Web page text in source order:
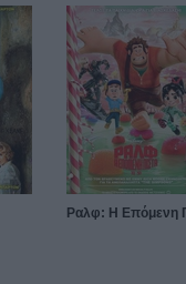
Ραλφ: Η Επόμενη